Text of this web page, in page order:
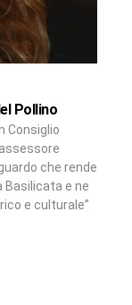
Pollino
Consiglio
che rende
Basilicata e ne
e culturale”